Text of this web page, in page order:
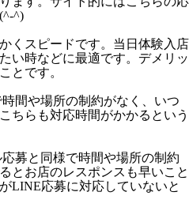
^)
くスピードです。当日体験入店
い時などに最適です。デメリッ
とです。
間や場所の制約がなく、いつ
ちらも対応時間がかかるという
募と同様で時間や場所の制約
とお店のレスポンスも早いこと
LINE応募に対応していないと